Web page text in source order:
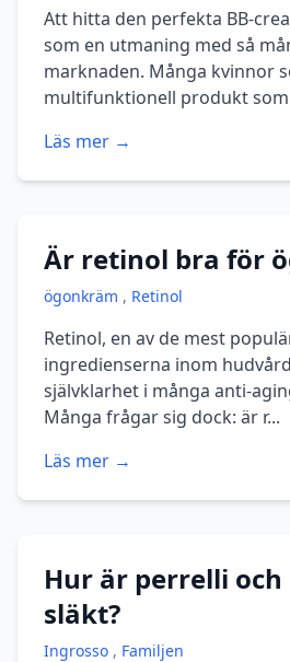
Att hitta den perfekta BB-
som en utmaning med så
marknaden. Många kvinnor
multifunktionell produkt som
Läs mer →
Är retinol bra för
ögonkräm , Retinol
Retinol, en av de mest
ingredienserna inom
självklarhet i många anti-
Många frågar sig dock: är r...
Läs mer →
Hur är perrelli och
släkt?
Ingrosso , Familjen